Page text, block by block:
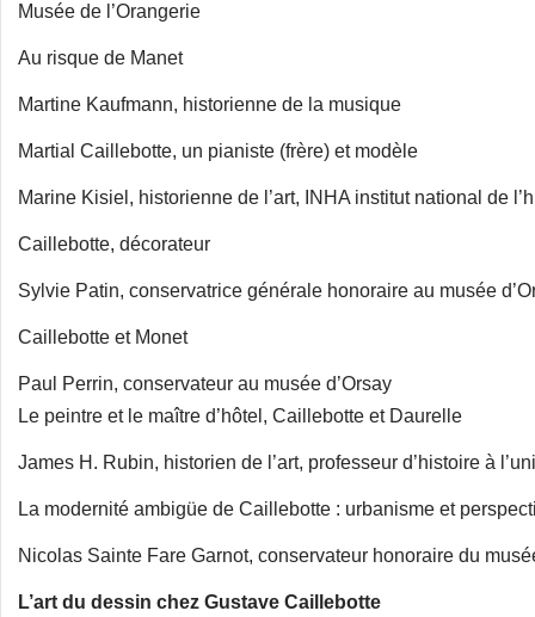
Musée de l’Orangerie
Au risque de Manet
Martine Kaufmann, historienne de la musique
Martial Caillebotte, un pianiste (frère) et modèle
Marine Kisiel, historienne de l’art, INHA institut national de
Caillebotte, décorateur
Sylvie Patin, conservatrice générale honoraire au musée
Caillebotte et Monet
Paul Perrin, conservateur au musée d’Orsay
Le peintre et le maître d’hôtel, Caillebotte et Daurelle
James H. Rubin, historien de l’art, professeur d’histoire à
La modernité ambigüe de Caillebotte : urbanisme et
Nicolas Sainte Fare Garnot, conservateur honoraire du
L’art du dessin chez Gustave Caillebotte